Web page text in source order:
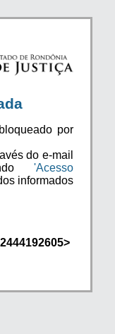
por
do e-mail
'Acesso
informados